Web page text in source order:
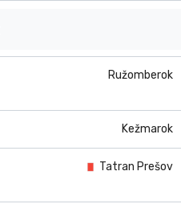
Ružomberok
Kežmarok
Tatran Prešov